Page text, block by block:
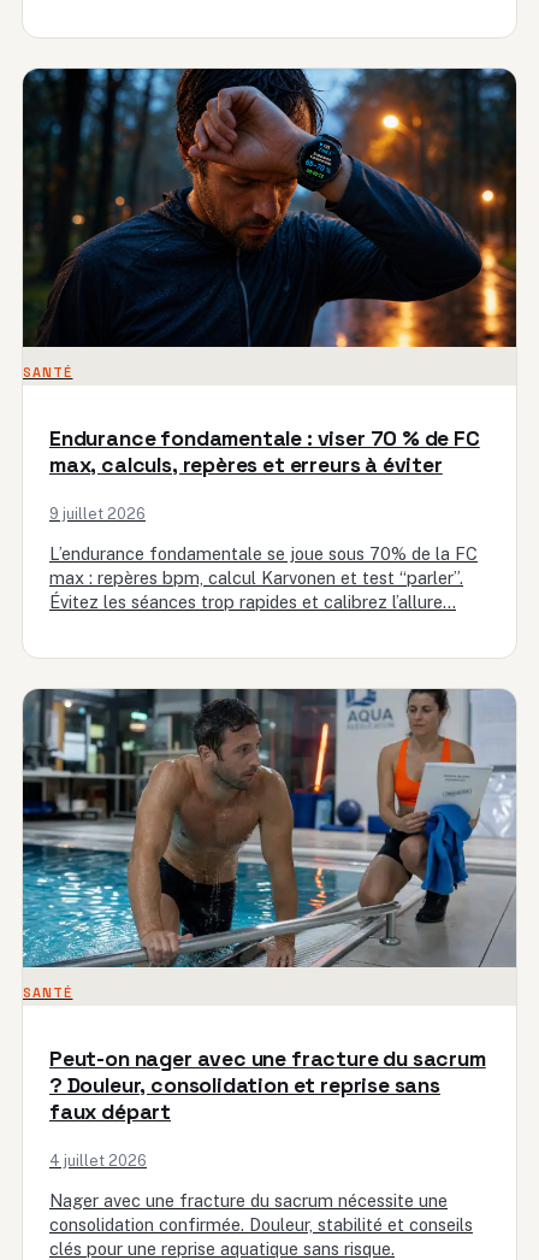
SANTÉ
Endurance fondamentale : viser 70 % de FC
max, calculs, repères et erreurs à éviter
9 juillet 2026
L’endurance fondamentale se joue sous 70% de la FC
max : repères bpm, calcul Karvonen et test “parler”.
Évitez les séances trop rapides et calibrez l’allure…
SANTÉ
Peut-on nager avec une fracture du sacrum
? Douleur, consolidation et reprise sans
faux départ
4 juillet 2026
Nager avec une fracture du sacrum nécessite une
consolidation confirmée. Douleur, stabilité et conseils
clés pour une reprise aquatique sans risque.